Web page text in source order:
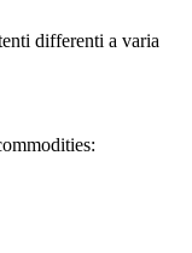
differenti a varia